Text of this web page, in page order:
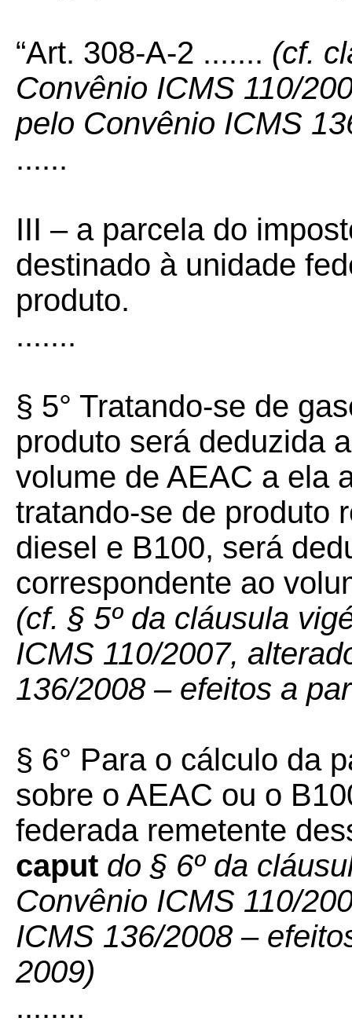
“Art. 308-A-2 ....... (cf.
Convênio ICMS 110/
pelo Convênio ICMS
......
III – a parcela do
destinado à unidade
produto.
.......
§ 5° Tratando-se de
produto será deduzida
volume de AEAC a ela
tratando-se de produto
diesel e B100, será
correspondente ao
(cf. § 5º da cláusula
ICMS 110/2007,
136/2008 – efeitos a
§ 6° Para o cálculo da
sobre o AEAC ou o
federada remetente
caput do § 6º da
Convênio ICMS 110/
ICMS 136/2008 –
2009)
........